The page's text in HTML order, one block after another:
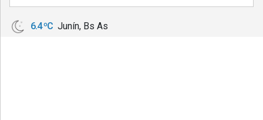
LOCALES
•
6.4 ºC Junín, Bs As